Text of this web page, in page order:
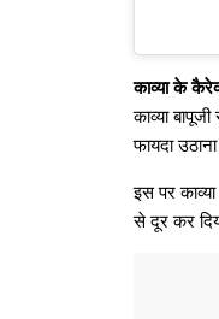
काव्या के
काव्या
फायदा
इस पर
से दूर कर